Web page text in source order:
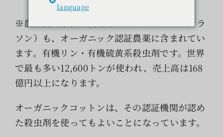
索
…
※農薬混入事件で使用されたマラチオン（マラ
ソン）も、オーガニック認証農薬に含まれてい
ます。有機リン・有機硫黄系殺虫剤です。世界
で最も多い12,600トンが使われ、売上高は168
億円以上になります。
オーガニックコットンは、その認証機関が認め
た殺虫剤を使ってもよいことになっています。
language